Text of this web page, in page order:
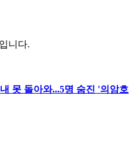
니다.
못 돌아와...5명 숨진 '의암호